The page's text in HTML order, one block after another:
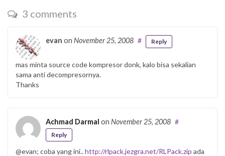
3 comments
evan on November 25, 2008 # Reply
mas minta source code kompresor donk, kalo bisa sekalian
sama anti decompresornya.
Thanks
Achmad Darmal on November 25, 2008 #
Reply
@evan; coba yang ini..http://rlpack.jezgra.net/RLPack.zip ada